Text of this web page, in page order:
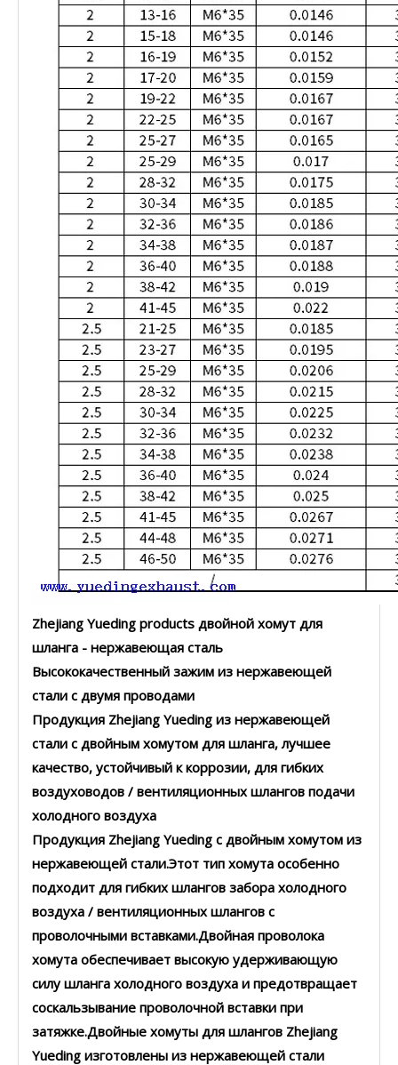
Zhejiang Yueding products двойной хомут для
шланга - нержавеющая сталь
Высококачественный зажим из нержавеющей
стали с двумя проводами
Продукция Zhejiang Yueding из нержавеющей
стали с двойным хомутом для шланга, лучшее
качество, устойчивый к коррозии, для гибких
воздуховодов / вентиляционных шлангов подачи
холодного воздуха
Продукция Zhejiang Yueding с двойным хомутом из
нержавеющей стали.Этот тип хомута особенно
подходит для гибких шлангов забора холодного
воздуха / вентиляционных шлангов с
проволочными вставками.Двойная проволока
хомута обеспечивает высокую удерживающую
силу шланга холодного воздуха и предотвращает
соскальзывание проволочной вставки при
затяжке.Двойные хомуты для шлангов Zhejiang
Yueding изготовлены из нержавеющей стали